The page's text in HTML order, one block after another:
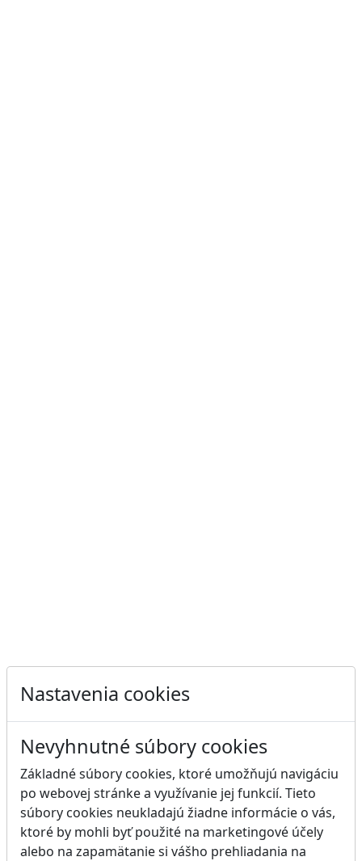
Nastavenia cookies
Nevyhnutné súbory cookies
Základné súbory cookies, ktoré umožňujú navigáciu
po webovej stránke a využívanie jej funkcií. Tieto
súbory cookies neukladajú žiadne informácie o vás,
ktoré by mohli byť použité na marketingové účely
alebo na zapamätanie si vášho prehliadania na